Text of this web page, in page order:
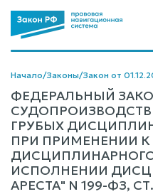
Начало/Законы/Закон от
ФЕДЕРАЛЬНЫЙ
ГРУБЫХ
ПРИ ПРИМЕНЕНИИ
ДИСЦИПЛИНАРНОГО
ИСПОЛНЕНИИ
АРЕСТА" N 199-ФЗ, СТ.